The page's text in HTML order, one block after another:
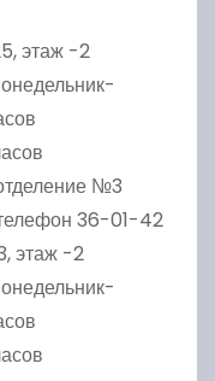
этаж -2
№3
36-01-42
этаж -2